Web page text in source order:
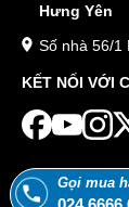
Hưng Yên
Số nhà 56/1
KẾT NỐI VỚI
Gọi mua